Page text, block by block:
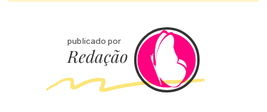
publicado por
Redação